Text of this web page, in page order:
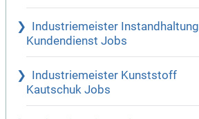
Industriemeister Instandhaltung
Kundendienst Jobs
Industriemeister Kunststoff
Kautschuk Jobs